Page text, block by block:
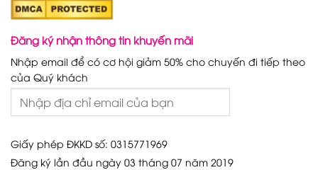
Đăng ký nhận thông tin khuyến mãi
Nhập email để có cơ hội giảm 50% cho chuyến đi tiếp theo
của Quý khách
Giấy phép ĐKKD số: 0315771969
Đăng ký lần đầu ngày 03 tháng 07 năm 2019